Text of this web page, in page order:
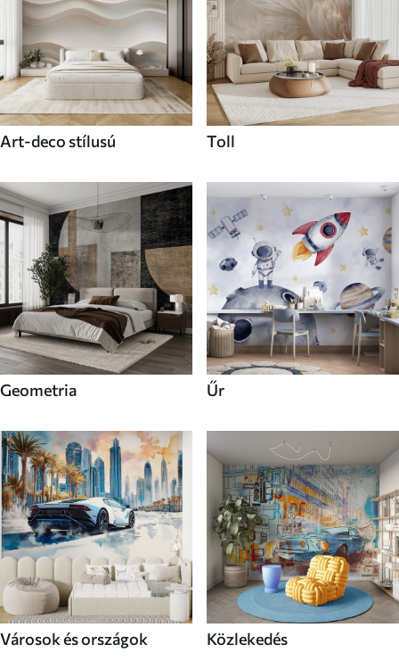
Art-deco stílusú Toll
Geometria Űr
Városok és országok Közlekedés